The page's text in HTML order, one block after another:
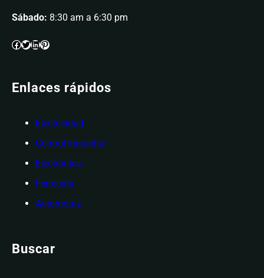
Sábado: 8:30 am a 6:30 pm
Enlaces rápidos
Electricidad
Control Industrial
Electrónica
Ferretería
Automotriz
Buscar